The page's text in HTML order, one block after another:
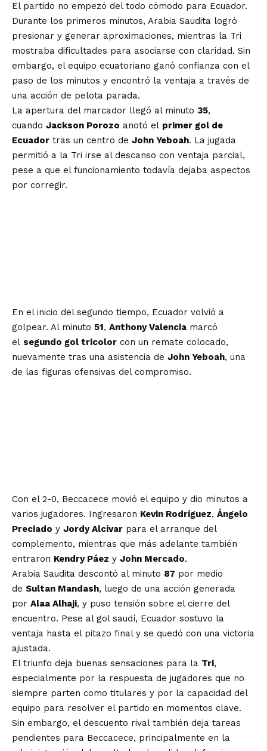
El partido no empezó del todo cómodo para Ecuador.
Durante los primeros minutos, Arabia Saudita logró
presionar y generar aproximaciones, mientras la Tri
mostraba dificultades para asociarse con claridad. Sin
embargo, el equipo ecuatoriano ganó confianza con el
paso de los minutos y encontró la ventaja a través de
una acción de pelota parada.
La apertura del marcador llegó al minuto 35,
cuando Jackson Porozo anotó el primer gol de
Ecuador tras un centro de John Yeboah. La jugada
permitió a la Tri irse al descanso con ventaja parcial,
pese a que el funcionamiento todavía dejaba aspectos
por corregir.
En el inicio del segundo tiempo, Ecuador volvió a
golpear. Al minuto 51, Anthony Valencia marcó
el segundo gol tricolor con un remate colocado,
nuevamente tras una asistencia de John Yeboah, una
de las figuras ofensivas del compromiso.
Con el 2-0, Beccacece movió el equipo y dio minutos a
varios jugadores. Ingresaron Kevin Rodríguez, Ángelo
Preciado y Jordy Alcívar para el arranque del
complemento, mientras que más adelante también
entraron Kendry Páez y John Mercado.
Arabia Saudita descontó al minuto 87 por medio
de Sultan Mandash, luego de una acción generada
por Alaa Alhaji, y puso tensión sobre el cierre del
encuentro. Pese al gol saudí, Ecuador sostuvo la
ventaja hasta el pitazo final y se quedó con una victoria
ajustada.
El triunfo deja buenas sensaciones para la Tri,
especialmente por la respuesta de jugadores que no
siempre parten como titulares y por la capacidad del
equipo para resolver el partido en momentos clave.
Sin embargo, el descuento rival también deja tareas
pendientes para Beccacece, principalmente en la